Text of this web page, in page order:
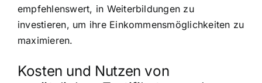
empfehlenswert, in Weiterbildungen zu
investieren, um ihre Einkommensmöglichkeiten zu
maximieren.
Kosten und Nutzen von